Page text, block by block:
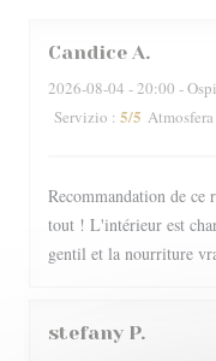
Candice A
2026-08-04 - 20:00 -
Servizio : 5/5 Atmosfera
Recommandation de ce
tout ! L'intérieur est
gentil et la nourriture
stefany P